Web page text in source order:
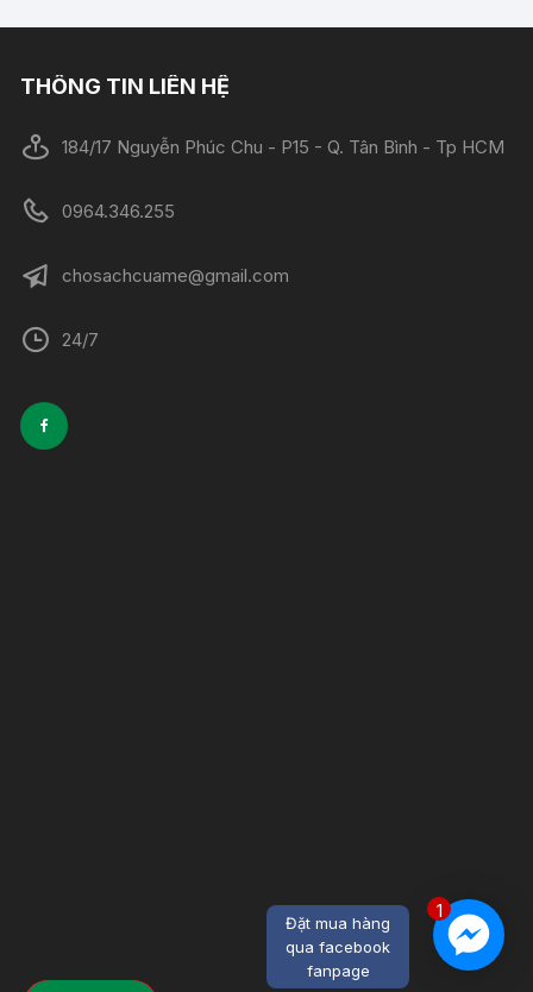
1
Đặt mua hàng
qua facebook
fanpage
THÔNG TIN LIÊN HỆ
184/17 Nguyễn Phúc Chu - P15 - Q. Tân Bình - Tp HCM
0964.346.255
chosachcuame@gmail.com
24/7